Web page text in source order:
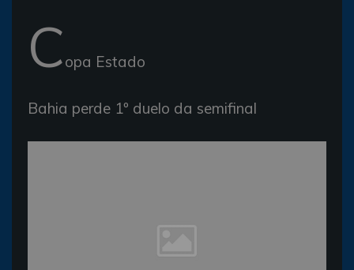
Copa Estado
Bahia perde 1º duelo da semifinal